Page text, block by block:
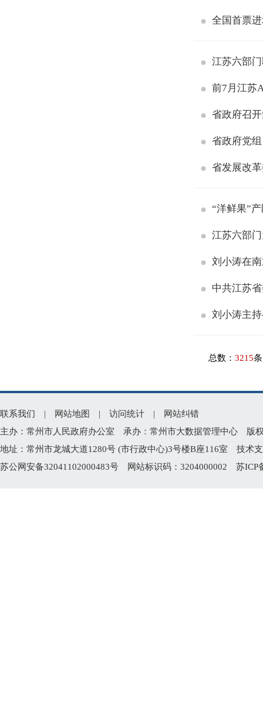
全国首票
江苏六部
前7月江苏
省政府召
省政府党
省发展改
“洋鲜果”
江苏六部
刘小涛在
中共江苏
刘小涛主
总数： 3215
联系我们 | 网站地图 | 访问统计 |
网站纠错
主办：常州市人民政府办公室 承办：常州市大数据管理中心 版
地址：常州市龙城大道1280号 (市行政中心)3号楼B座116室 技术
苏公网安备32041102000483号 网站标识码：3204000002 苏ICP